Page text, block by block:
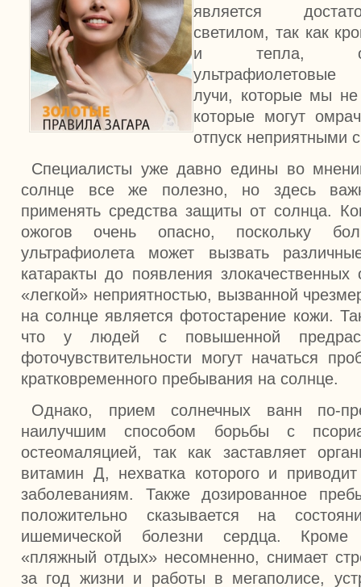
является
светилом, так как
и тепла,
лучи, которые мы
которые могут
отпуск
Специалисты уже давно едины во
солнце все же полезно, но здесь
применять средства защиты от солнца.
ожогов очень опасно, поскольку
ультрафиолета может вызвать
катаракты до появления
«легкой» неприятностью, вызванной
на солнце является фотостарение кожи.
что у людей с повышенной
фоточувствительности могут начаться
кратковременного пребывания на солнце.
Однако, прием солнечных ванн по-
наилучшим способом борьбы с
остеомаляцией, так как заставляет
витамин Д, нехватка которого и
заболеваниям. Также дозированное
положительно сказывается на
ишемической болезни сердца. Кроме
«пляжный отдых» несомненно, снимает
за год жизни и работы в мегаполисе,